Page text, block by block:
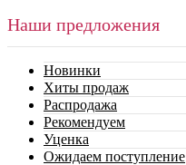
Наши предложения
Новинки
Хиты продаж
Распродажа
Рекомендуем
Уценка
Ожидаем поступление